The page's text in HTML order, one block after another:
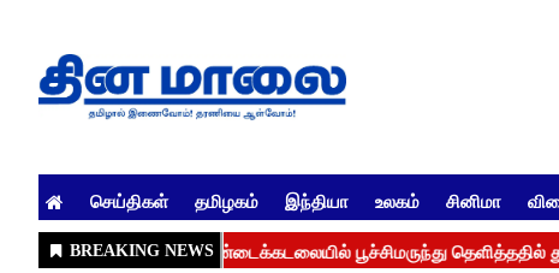
செய்திகள் தமிழகம் இந்தியா உலகம் சினிமா